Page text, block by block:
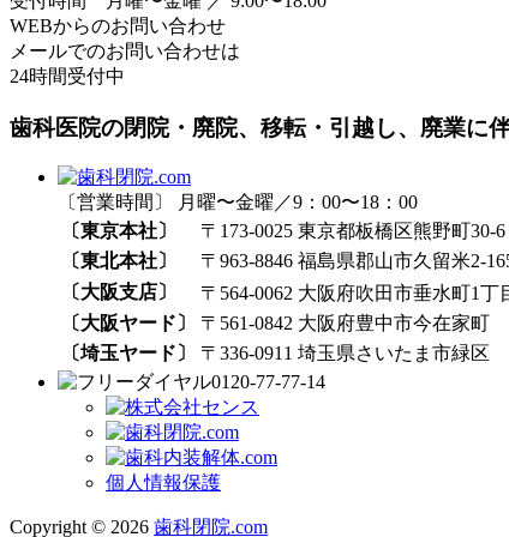
WEBからのお問い合わせ
メールでのお問い合わせは
24時間受付中
歯科医院の閉院・廃院、移転・引越し、廃業に
〔営業時間〕 月曜〜金曜／9：00〜18：00
〔東京本社〕
〒173-0025 東京都板橋区熊野町30-6
〔東北本社〕
〒963-8846 福島県郡山市久留米2-
〔大阪支店〕
〒564-0062 大阪府吹田市垂水町1丁
〔大阪ヤード〕
〒561-0842 大阪府豊中市今在家町
〔埼玉ヤード〕
〒336-0911 埼玉県さいたま市緑区
0120-77-77-14
個人情報保護
Copyright © 2026 歯科閉院.com